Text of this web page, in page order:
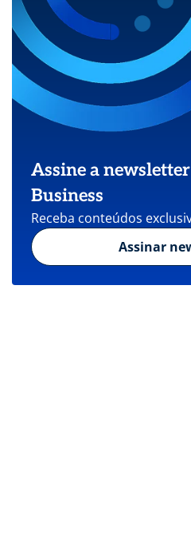
Assine a
Business
Receba conteúdos
Assinar